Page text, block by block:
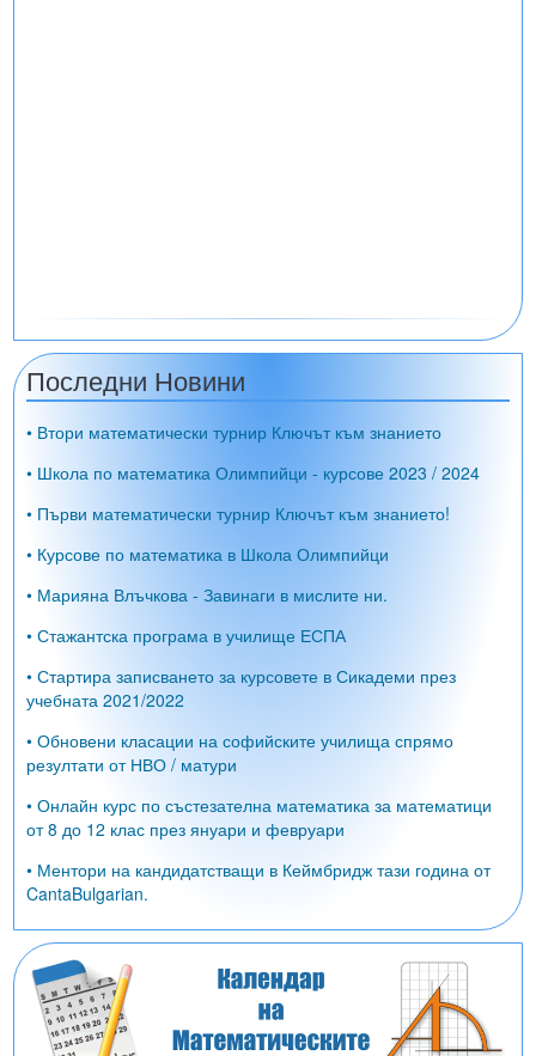
Последни Новини
• Втори математически турнир Ключът към знанието
• Школа по математика Олимпийци - курсове 2023 / 2024
• Първи математически турнир Ключът към знанието!
• Курсове по математика в Школа Олимпийци
• Марияна Влъчкова - Завинаги в мислите ни.
• Стажантска програма в училище ЕСПА
• Стартира записването за курсовете в Сикадеми през
учебната 2021/2022
• Обновени класации на софийските училища спрямо
резултати от НВО / матури
• Онлайн курс по състезателна математика за математици
от 8 до 12 клас през януари и февруари
• Ментори на кандидатстващи в Кеймбридж тази година от
CantaBulgarian.